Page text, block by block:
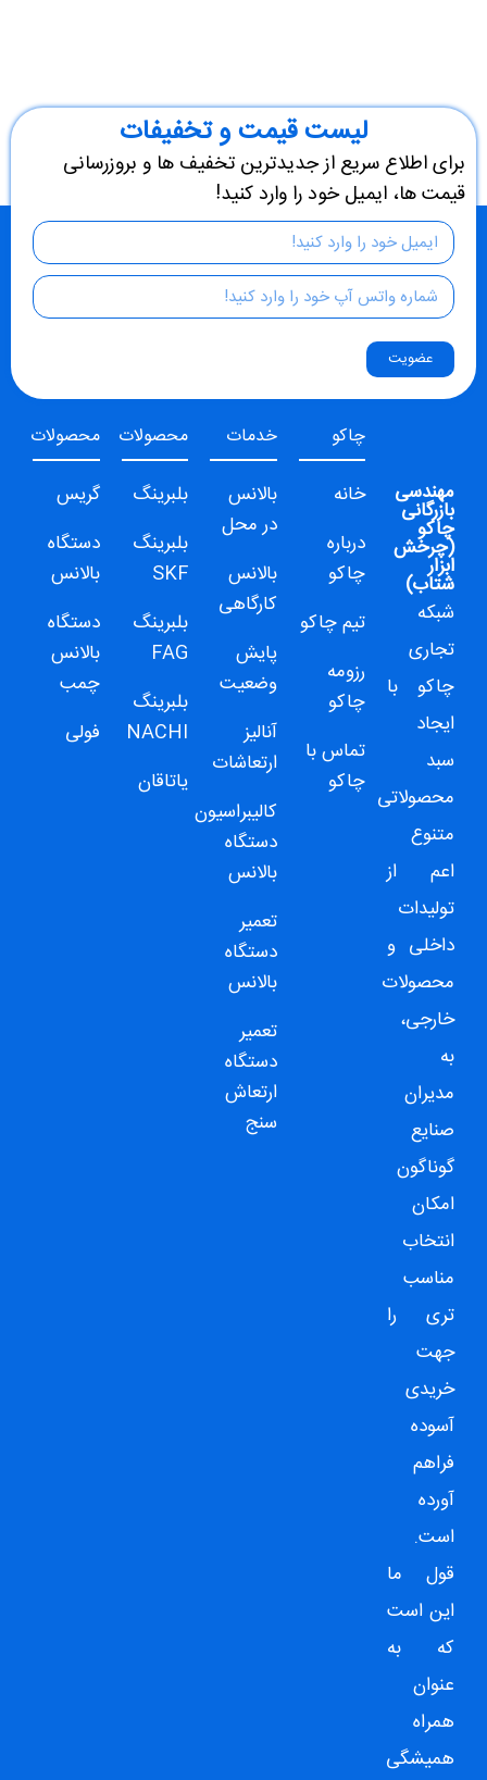
لیست قیمت و تخفیفات
برای اطلاع سریع از جدیدترین تخفیف ها و بروزرسانی
قیمت ها، ایمیل خود را وارد کنید!
عضویت
مهندسی
بازرگانی
چاکو
(چرخش
ابزار
شتاب)
شبکه
تجاری
چاکو با
ایجاد
سبد
محصولاتی
متنوع
اعم از
تولیدات
داخلی و
محصولات
خارجی،
به
مدیران
صنایع
گوناگون
امکان
انتخاب
مناسب
تری را
جهت
خریدی
آسوده
فراهم
آورده
است.
قول ما
این است
که به
عنوان
همراه
همیشگی
چاکو
خانه
درباره
چاکو
تیم چاکو
رزومه
چاکو
تماس با
چاکو
خدمات
بالانس
در محل
بالانس
کارگاهی
پایش
وضعیت
آنالیز
ارتعاشات
کالیبراسیون
دستگاه
بالانس
تعمیر
دستگاه
بالانس
تعمیر
دستگاه
ارتعاش
سنج
محصولات
بلبرینگ
بلبرینگ
SKF
بلبرینگ
FAG
بلبرینگ
NACHI
یاتاقان
محصولات
گریس
دستگاه
بالانس
دستگاه
بالانس
چمب
فولی